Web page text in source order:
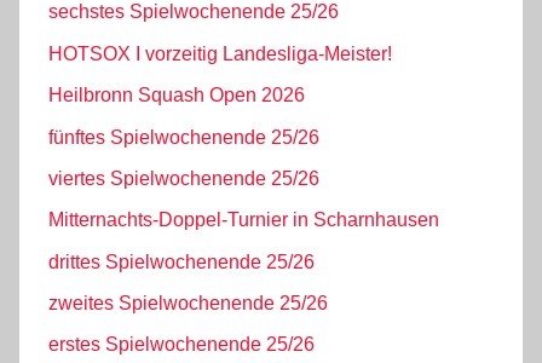
sechstes Spielwochenende 25/26
HOTSOX I vorzeitig Landesliga-Meister!
Heilbronn Squash Open 2026
fünftes Spielwochenende 25/26
viertes Spielwochenende 25/26
Mitternachts-Doppel-Turnier in Scharnhausen
drittes Spielwochenende 25/26
zweites Spielwochenende 25/26
erstes Spielwochenende 25/26